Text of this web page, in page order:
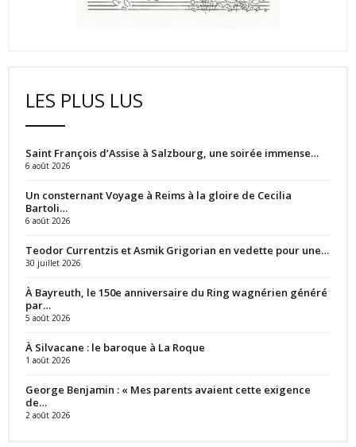
LES PLUS LUS
Saint François d’Assise à Salzbourg, une soirée immense…
6 août 2026
Un consternant Voyage à Reims à la gloire de Cecilia
Bartoli…
6 août 2026
Teodor Currentzis et Asmik Grigorian en vedette pour une…
30 juillet 2026
À Bayreuth, le 150e anniversaire du Ring wagnérien généré
par…
5 août 2026
À Silvacane : le baroque à La Roque
1 août 2026
George Benjamin : « Mes parents avaient cette exigence
de…
2 août 2026